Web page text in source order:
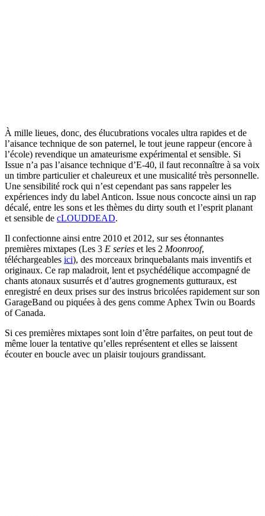
À mille lieues, donc, des élucubrations vocales ultra rapides et de
l’aisance technique de son paternel, le tout jeune rappeur (encore à
l’école) revendique un amateurisme expérimental et sensible. Si
Issue n’a pas l’aisance technique d’E-40, il faut reconnaître à sa voix
un timbre particulier et chaleureux et une musicalité très personnelle.
Une sensibilité rock qui n’est cependant pas sans rappeler les
expériences indy du label Anticon. Issue nous concocte ainsi un rap
décalé, entre les sons et les thèmes du dirty south et l’esprit planant
et sensible de cLOUDDEAD.
Il confectionne ainsi entre 2010 et 2012, sur ses étonnantes
premières mixtapes (Les 3 E series et les 2 Moonroof,
téléchargeables ici), des morceaux brinquebalants mais inventifs et
originaux. Ce rap maladroit, lent et psychédélique accompagné de
chants atonaux susurrés et d’autres grognements gutturaux, est
enregistré en deux prises sur des instrus bricolées rapidement sur son
GarageBand ou piquées à des gens comme Aphex Twin ou Boards
of Canada.
Si ces premières mixtapes sont loin d’être parfaites, on peut tout de
même louer la tentative qu’elles représentent et elles se laissent
écouter en boucle avec un plaisir toujours grandissant.